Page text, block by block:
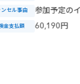
予定のイベント中止
円